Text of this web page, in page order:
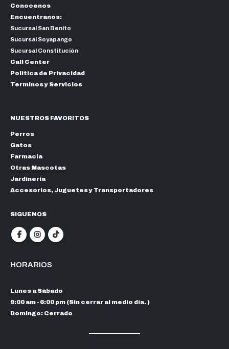
Conocenos
Encuentranos:
Sucursal San Benito
Sucursal Soyapango
Sucursal Constitución
Call Center
Politica de Privacidad
Terminos y Servicios
NUESTROS FAVORITOS
Perros
Gatos
Farmacia
Otras Mascotas
Jardinería
Accesorios, Juguetes y Transportadores
SIGUENOS
HORARIOS
Lunes a Sábado
9:00 am - 6:00 pm (Sin cerrar al medio día. )
Domingo: Cerrado